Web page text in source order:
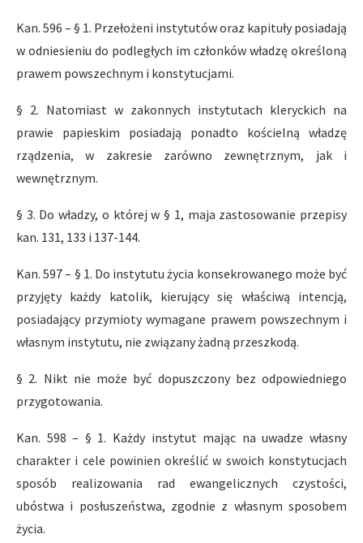
Kan. 596 – § 1. Przełożeni instytutów oraz kapituły posiadają
w odniesieniu do podległych im członków władzę określoną
prawem powszechnym i konstytucjami.
§ 2. Natomiast w zakonnych instytutach kleryckich na
prawie papieskim posiadają ponadto kościelną władzę
rządzenia, w zakresie zarówno zewnętrznym, jak i
wewnętrznym.
§ 3. Do władzy, o której w § 1, maja zastosowanie przepisy
kan. 131, 133 i 137-144.
Kan. 597 – § 1. Do instytutu życia konsekrowanego może być
przyjęty każdy katolik, kierujący się właściwą intencją,
posiadający przymioty wymagane prawem powszechnym i
własnym instytutu, nie związany żadną przeszkodą.
§ 2. Nikt nie może być dopuszczony bez odpowiedniego
przygotowania.
Kan. 598 – § 1. Każdy instytut mając na uwadze własny
charakter i cele powinien określić w swoich konstytucjach
sposób realizowania rad ewangelicznych czystości,
ubóstwa i posłuszeństwa, zgodnie z własnym sposobem
życia.